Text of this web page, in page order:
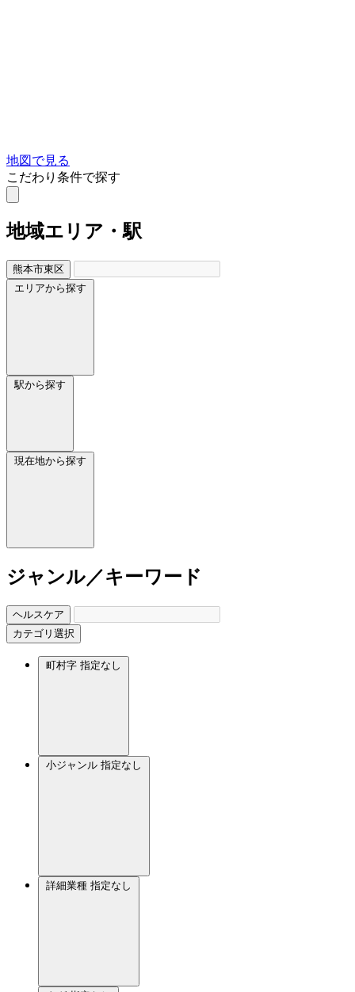
地図で見る
こだわり条件で探す
地域エリア・駅
熊本市東区
エリアから探す
駅から探す
現在地から探す
ジャンル／キーワード
ヘルスケア
カテゴリ選択
町村字 指定なし
小ジャンル 指定なし
詳細業種 指定なし